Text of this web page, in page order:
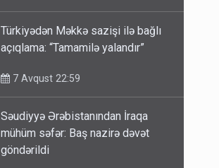
Türkiyədən Məkkə sazişi ilə bağlı
açıqlama: “Tamamilə yalandır”
7 Avqust 22:59
Səudiyyə Ərəbistanından İraqa
mühüm səfər: Baş nazirə dəvət
göndərildi